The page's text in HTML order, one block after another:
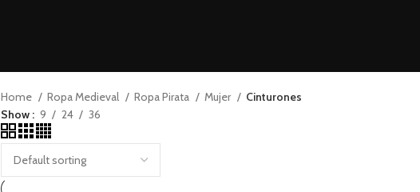
Home Ropa Medieval Ropa Pirata Mujer
Cinturones
Show
9 24 36